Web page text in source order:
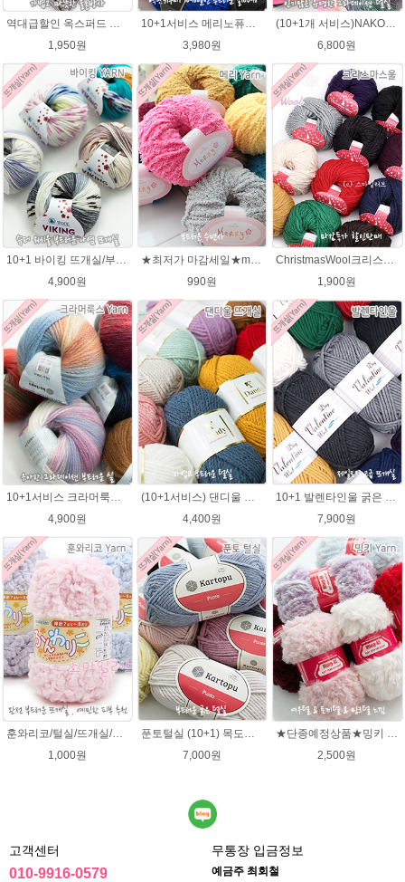
1,950원
3,980원
6,800원
10+1 바이킹 뜨개실/부드러운 나염 아기털실 목도리실 Viking Yarn
4,900원
★최저가 마감세일★merry메리/털실/수면뜨개실/뜨개질실/손뜨개실/목도리털실
990원
ChristmasWool크리스마스울 털실 손뜨개 뜨개질 뜨개실
1,900원
10+1서비스 크라머룩스 털실/부드러운 나염뜨개실 목도리뜨개질 수입 그라데이션털실
4,900원
(10+1서비스) 댄디울 뜨개실 프리미어울 뜨개질실 목도리뜨개질실
4,400원
10+1 발렌타인울 굵은 뜨개실/뜨개질실/손뜨개실/목도리털실/제일모직뜨개실
7,900원
훈와리코/털실/뜨개실/뜨개질실/손뜨개실/목도리털실/뜨게실/뜨게질/손뜨개질실
1,000원
푼토털실 (10+1) 목도리 푼토뜨개실 부드러운실
7,000원
★단종예정상품★밍키 뜨개실/ 여우실/토끼실/밍키실/페이크퍼 얀
2,500원
고객센터
010-9916-0579
무통장 입금정보
예금주 최회철